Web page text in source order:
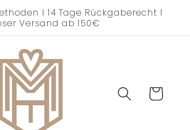
I 14 Tage Rückgaberecht I
Versand ab 150€
Warenkorb